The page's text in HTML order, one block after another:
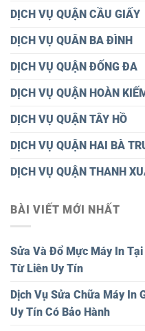
DỊCH VỤ QUẬN CẦU GIẤY
DỊCH VỤ QUÂN BA ĐÌNH
DỊCH VỤ QUẬN ĐỐNG ĐA
DỊCH VỤ QUẬN HOÀN
DỊCH VỤ QUẬN TÂY HỒ
DỊCH VỤ QUẬN HAI BÀ
DỊCH VỤ QUẬN THANH
BÀI VIẾT MỚI NHẤT
Sửa Và Đổ Mực Máy In Tại
Từ Liên Uy Tín
Dịch Vụ Sửa Chữa Máy In
Uy Tín Có Bảo Hành